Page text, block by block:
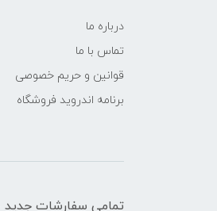
درباره ما
تماس با ما
قوانین و حریم خصوصی
برنامه اندروید فروشگاه